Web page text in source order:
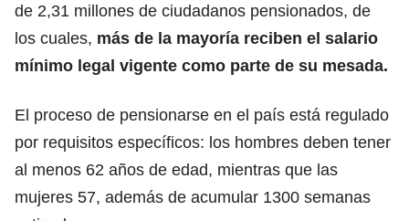
de 2,31 millones de ciudadanos pensionados, de
los cuales, más de la mayoría reciben el salario
mínimo legal vigente como parte de su mesada.
El proceso de pensionarse en el país está regulado
por requisitos específicos: los hombres deben tener
al menos 62 años de edad, mientras que las
mujeres 57, además de acumular 1300 semanas